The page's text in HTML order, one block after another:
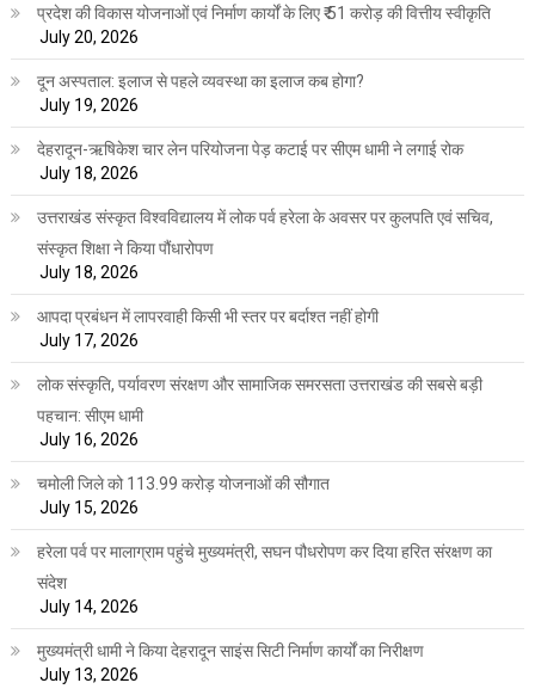
प्रदेश की विकास योजनाओं एवं निर्माण कार्यों के लिए ₹ 51 करोड़ की वित्तीय स्वीकृति
July 20, 2026
दून अस्पताल: इलाज से पहले व्यवस्था का इलाज कब होगा?
July 19, 2026
देहरादून-ऋषिकेश चार लेन परियोजना पेड़ कटाई पर सीएम धामी ने लगाई रोक
July 18, 2026
उत्तराखंड संस्कृत विश्वविद्यालय में लोक पर्व हरेला के अवसर पर कुलपति एवं सचिव,
संस्कृत शिक्षा ने किया पौंधारोपण
July 18, 2026
आपदा प्रबंधन में लापरवाही किसी भी स्तर पर बर्दाश्त नहीं होगी
July 17, 2026
लोक संस्कृति, पर्यावरण संरक्षण और सामाजिक समरसता उत्तराखंड की सबसे बड़ी
पहचान: सीएम धामी
July 16, 2026
चमोली जिले को 113.99 करोड़ योजनाओं की सौगात
July 15, 2026
हरेला पर्व पर मालाग्राम पहुंचे मुख्यमंत्री, सघन पौधरोपण कर दिया हरित संरक्षण का
संदेश
July 14, 2026
मुख्यमंत्री धामी ने किया देहरादून साइंस सिटी निर्माण कार्यों का निरीक्षण
July 13, 2026